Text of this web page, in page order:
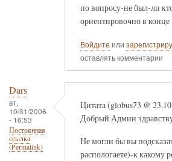
по вопросу-не был-ли
ориентировочно в конце
Войдите или
оставлять комментарии
Dars
вт,
10/31/2006
- 16:53
Постоянная
ссылка
(Permalink)
Цитата (globus73 @
Добрый Админ
Не могли бы вы
распологаете)-к какому